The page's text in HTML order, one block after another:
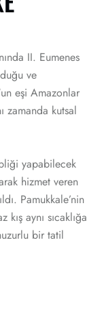
II. Eumenes
ve
eşi Amazonlar
zamanda kutsal
yapabilecek
hizmet veren
Pamukkale’nin
aynı sıcaklığa
bir tatil